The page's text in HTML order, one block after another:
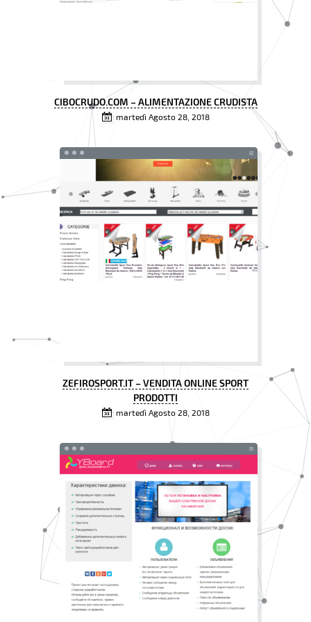
CIBOCRUDO.COM – ALIMENTAZIONE CRUDISTA
martedì Agosto 28, 2018
ZEFIROSPORT.IT – VENDITA ONLINE SPORT
PRODOTTI
martedì Agosto 28, 2018